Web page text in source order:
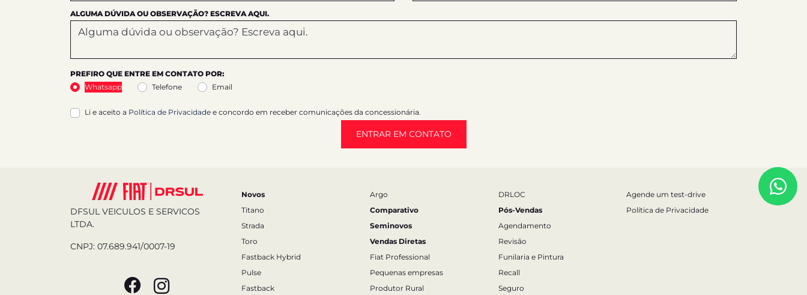
ALGUMA DÚVIDA OU OBSERVAÇÃO? ESCREVA AQUI.
PREFIRO QUE ENTRE EM CONTATO POR:
Whatsapp
Telefone Email
Li e aceito a Política de Privacidade e concordo em receber comunicações da concessionária.
ENTRAR EM CONTATO
DFSUL VEICULOS E SERVICOS
LTDA.
CNPJ: 07.689.941/0007-19
Novos
Titano
Strada
Toro
Fastback Hybrid
Pulse
Fastback
Argo
Comparativo
Seminovos
Vendas Diretas
Fiat Professional
Pequenas empresas
Produtor Rural
DRLOC
Pós-Vendas
Agendamento
Revisão
Funilaria e Pintura
Recall
Seguro
Agende um test-drive
Política de Privacidade